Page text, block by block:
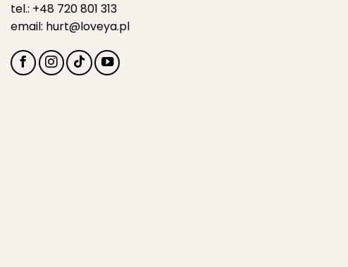
tel.: +48 720 801 313
email: hurt@loveya.pl